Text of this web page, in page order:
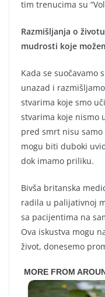
tim trenucima su
Razmišljanja o
mudrosti koje
Kada se suočavamo
unazad i
stvarima koje smo
stvarima koje nismo
pred smrt nisu
mogu biti duboki
dok imamo priliku.
Bivša britanska
radila u palijativnoj
sa pacijentima na
Ova iskustva mogu
život, donesemo